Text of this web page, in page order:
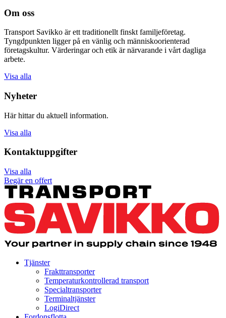
Om oss
Transport Savikko är ett traditionellt finskt familjeföretag.
Tyngdpunkten ligger på en vänlig och människoorienterad
företagskultur. Värderingar och etik är närvarande i vårt dagliga
arbete.
Visa alla
Nyheter
Här hittar du aktuell information.
Visa alla
Kontaktuppgifter
Visa alla
Begär en offert
Tjänster
Frakttransporter
Temperaturkontrollerad transport
Specialtransporter
Terminaltjänster
LogiDirect